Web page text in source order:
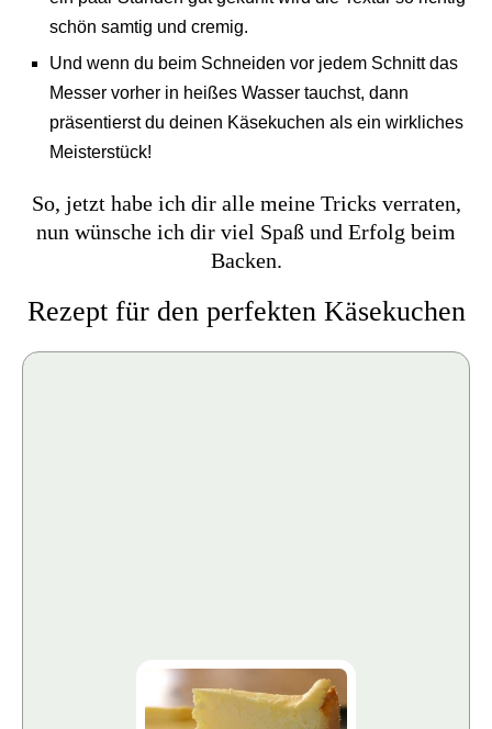
schön samtig und cremig.
Und wenn du beim Schneiden vor jedem Schnitt das
Messer vorher in heißes Wasser tauchst, dann
präsentierst du deinen Käsekuchen als ein wirkliches
Meisterstück!
So, jetzt habe ich dir alle meine Tricks verraten,
nun wünsche ich dir viel Spaß und Erfolg beim
Backen.
Rezept für den perfekten Käsekuchen